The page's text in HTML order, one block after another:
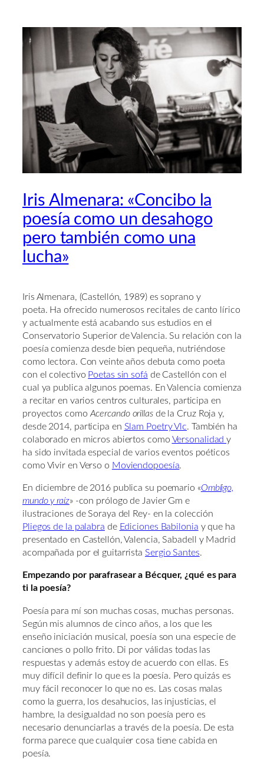
Iris Almenara: «Concibo la
poesía como un desahogo
pero también como una
lucha»
Iris Almenara, (Castellón, 1989) es soprano y
poeta. Ha ofrecido numerosos recitales de canto lírico
y actualmente está acabando sus estudios en el
Conservatorio Superior de Valencia. Su relación con la
poesía comienza desde bien pequeña, nutriéndose
como lectora. Con veinte años debuta como poeta
con el colectivo Poetas sin sofá de Castellón con el
cual ya publica algunos poemas. En Valencia comienza
a recitar en varios centros culturales, participa en
proyectos como Acercando orillasde la Cruz Roja y,
desde 2014, participa en Slam Poetry Vlc. También ha
colaborado en micros abiertos como Versonalidady
ha sido invitada especial de varios eventos poéticos
como Vivir en Verso o Moviendopoesía.
En diciembre de 2016 publica su poemario «Ombligo,
mundo y raíz» -con prólogo de Javier Gm e
ilustraciones de Soraya del Rey- en la colección
Pliegos de la palabra de Ediciones Babilonia y que ha
presentado en Castellón, Valencia, Sabadell y Madrid
acompañada por el guitarrista Sergio Santes.
Empezando por parafrasear a Bécquer, ¿qué es para
ti la poesía?
Poesía para mí son muchas cosas, muchas personas.
Según mis alumnos de cinco años, a los que les
enseño iniciación musical, poesía son una especie de
canciones o pollo frito. Di por válidas todas las
respuestas y además estoy de acuerdo con ellas. Es
muy difícil definir lo que es la poesía. Pero quizás es
muy fácil reconocer lo que no es. Las cosas malas
como la guerra, los desahucios, las injusticias, el
hambre, la desigualdad no son poesía pero es
necesario denunciarlas a través de la poesía. De esta
forma parece que cualquier cosa tiene cabida en
poesía.